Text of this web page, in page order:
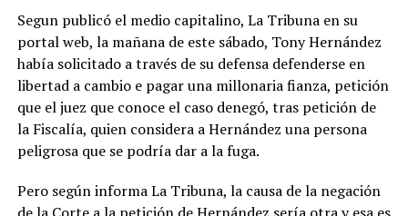
Segun publicó el medio capitalino, La Tribuna en su
portal web, la mañana de este sábado, Tony Hernández
había solicitado a través de su defensa defenderse en
libertad a cambio e pagar una millonaria fianza, petición
que el juez que conoce el caso denegó, tras petición de
la Fiscalía, quien considera a Hernández una persona
peligrosa que se podría dar a la fuga.
Pero según informa La Tribuna, la causa de la negación